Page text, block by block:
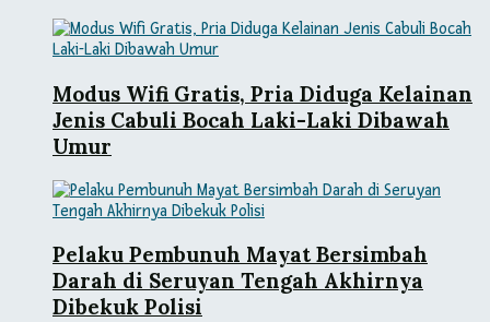
Modus Wifi Gratis, Pria Diduga Kelainan
Jenis Cabuli Bocah Laki-Laki Dibawah
Umur
Pelaku Pembunuh Mayat Bersimbah
Darah di Seruyan Tengah Akhirnya
Dibekuk Polisi